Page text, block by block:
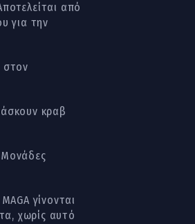
από
για την
στον
κραβ
Μονάδες
γίνονται
χωρίς αυτό